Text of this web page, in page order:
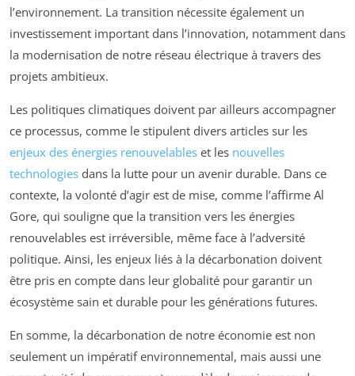
l’environnement. La transition nécessite également un
investissement important dans l’innovation, notamment dans
la modernisation de notre réseau électrique à travers des
projets ambitieux.
Les politiques climatiques doivent par ailleurs accompagner
ce processus, comme le stipulent divers articles sur les
enjeux des énergies renouvelables et les nouvelles
technologies dans la lutte pour un avenir durable. Dans ce
contexte, la volonté d’agir est de mise, comme l’affirme Al
Gore, qui souligne que la transition vers les énergies
renouvelables est irréversible, même face à l’adversité
politique. Ainsi, les enjeux liés à la décarbonation doivent
être pris en compte dans leur globalité pour garantir un
écosystème sain et durable pour les générations futures.
En somme, la décarbonation de notre économie est non
seulement un impératif environnemental, mais aussi une